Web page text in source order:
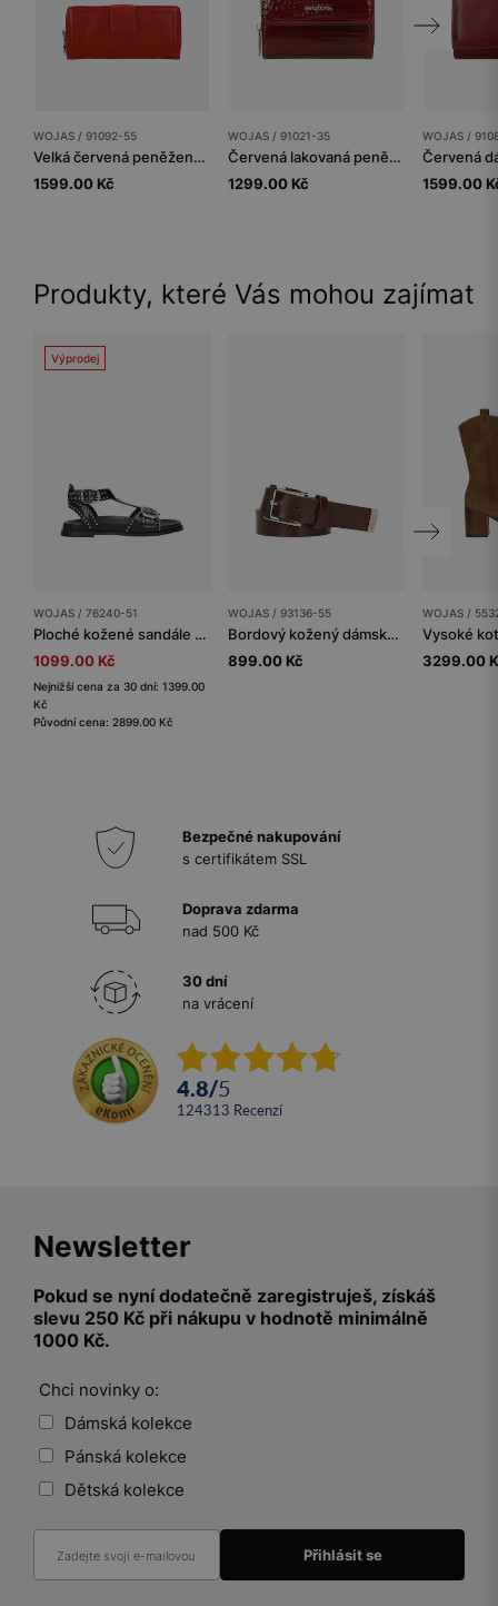
WOJAS / 91092-55
Velká červená peněženka z licové kůže s RFID
1599.00 Kč
WOJAS / 91021-35
Červená lakovaná peněženka s embosováním
1299.00 Kč
WOJAS /
1599.00
Produkty, které Vás mohou zajímat
Výprodej
WOJAS / 76240-51
Ploché kožené sandále s dekorativním zakončením v podobě cvočků
1099.00 Kč
Nejnižší cena za 30 dní: 1399.00
Kč
Původní cena: 2899.00 Kč
WOJAS / 93136-55
Bordový kožený dámský pásek se zlatou sponou
899.00 Kč
WOJAS /
3299.00
Bezpečné nakupování
s certifikátem SSL
Doprava zdarma
nad 500 Kč
30 dní
na vrácení
4.8/5
124313 recenzí
Newsletter
Pokud se nyní dodatečně zaregistruješ, získáš
slevu 250 Kč při nákupu v hodnotě minimálně
1000 Kč.
Chci novinky o:
Dámská kolekce
Pánská kolekce
Dětská kolekce